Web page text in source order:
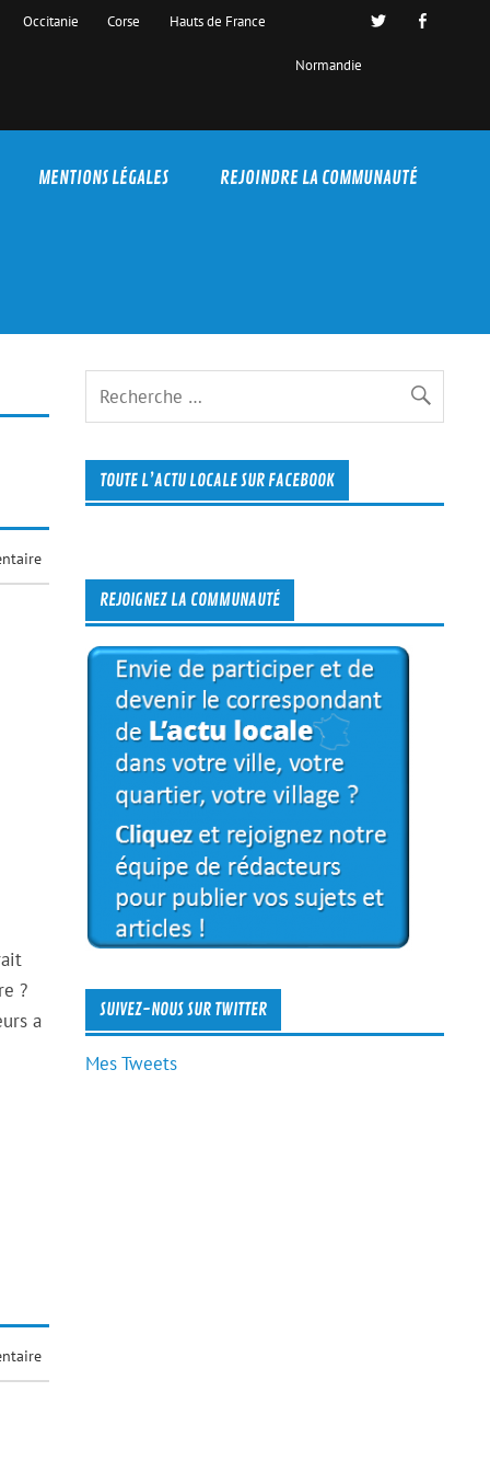
Occitanie Corse Hauts de France
Normandie
MENTIONS LÉGALES REJOINDRE LA COMMUNAUTÉ
?
a
TOUTE L’ACTU LOCALE SUR FACEBOOK
REJOIGNEZ LA COMMUNAUTÉ
SUIVEZ-NOUS SUR TWITTER
Mes Tweets